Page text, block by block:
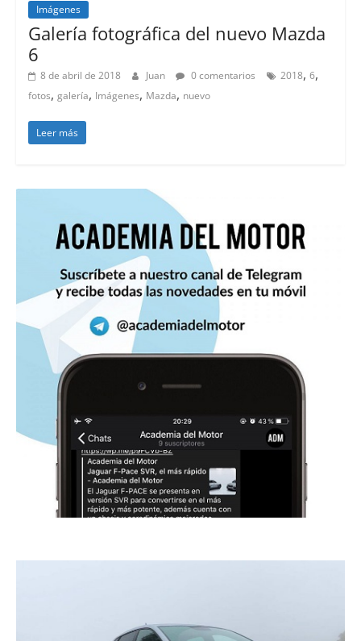
Imágenes
Galería fotográfica del nuevo Mazda
6
8 de abril de 2018 Juan 0 comentarios 2018, 6,
fotos, galería, Imágenes, Mazda, nuevo
Leer más